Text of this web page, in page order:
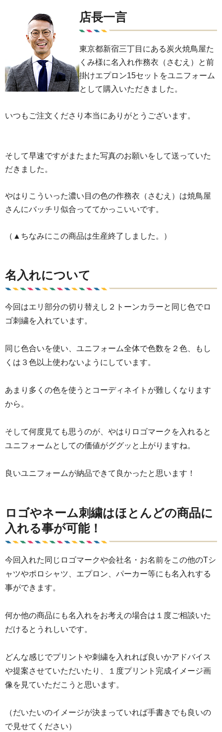
店長一言
東京都新宿三丁目にある炭火焼鳥屋た
くみ様に名入れ作務衣（さむえ）と前
掛けエプロン15セットをユニフォーム
として購入いただきました。
いつもご注文くださり本当にありがとうございます。
そして早速ですがまたまた写真のお願いをして送っていた
だきました。
やはりこういった濃い目の色の作務衣（さむえ）は焼鳥屋
さんにバッチリ似合っててかっこいいです。
（▲ちなみにこの商品は生産終了しました。）
名入れについて
今回はエリ部分の切り替えし２トーンカラーと同じ色でロ
ゴ刺繍を入れています。
同じ色合いを使い、ユニフォーム全体で色数を２色、もし
くは３色以上使わないようにしています。
あまり多くの色を使うとコーディネイトが難しくなります
から。
そして何度見ても思うのが、やはりロゴマークを入れると
ユニフォームとしての価値がググッと上がりますね。
良いユニフォームが納品できて良かったと思います！
ロゴやネーム刺繍はほとんどの商品に
入れる事が可能！
今回入れた同じロゴマークや会社名・お名前をこの他のTシ
ャツやポロシャツ、エプロン、パーカー等にも名入れする
事ができます。
何か他の商品にも名入れをお考えの場合は１度ご相談いた
だけるとうれしいです。
どんな感じでプリントや刺繍を入れれば良いかアドバイス
や提案させていただいたり、１度プリント完成イメージ画
像を見ていただこうと思います。
（だいたいのイメージが決まっていれば手書きでも良いの
で見せてください）